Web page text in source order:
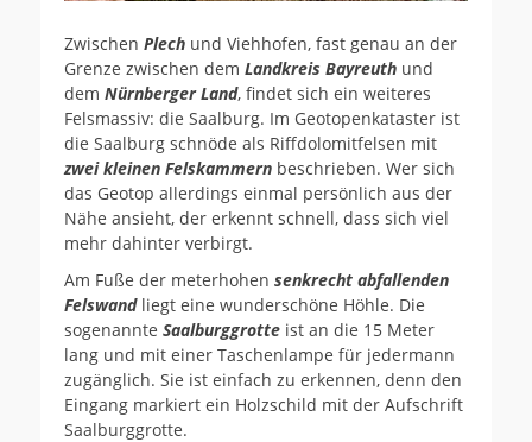
Zwischen Plech und Viehhofen, fast genau an der
Grenze zwischen dem Landkreis Bayreuth und
dem Nürnberger Land, findet sich ein weiteres
Felsmassiv: die Saalburg. Im Geotopenkataster ist
die Saalburg schnöde als Riffdolomitfelsen mit
zwei kleinen Felskammern beschrieben. Wer sich
das Geotop allerdings einmal persönlich aus der
Nähe ansieht, der erkennt schnell, dass sich viel
mehr dahinter verbirgt.
Am Fuße der meterhohen senkrecht abfallenden
Felswandliegt eine wunderschöne Höhle. Die
sogenannte Saalburggrotte ist an die 15 Meter
lang und mit einer Taschenlampe für jedermann
zugänglich. Sie ist einfach zu erkennen, denn den
Eingang markiert ein Holzschild mit der Aufschrift
Saalburggrotte.